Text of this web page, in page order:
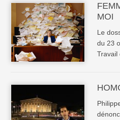
MOI
Le
du 23
Travail